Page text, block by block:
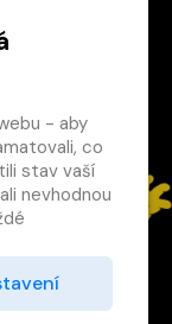
slevu
%
- aby
co
stav vaší
nevhodnou